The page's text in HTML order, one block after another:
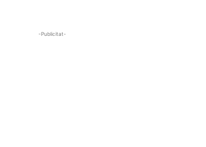
-Publicitat-